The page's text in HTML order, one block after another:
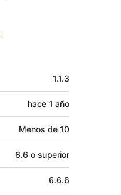
1.1.3
hace 1 año
Menos de 10
6.6 o superior
6.6.6